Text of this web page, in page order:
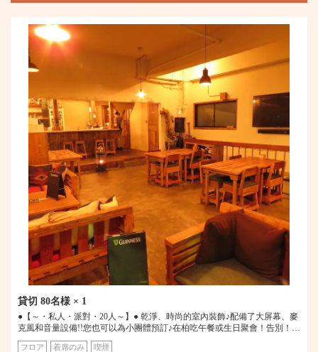
貸切 80名様 × 1
●【～・私人・派對・20人～】● 乾淨、時尚的室內裝飾♪配備了大屏幕、麥
克風和音量設備!!您也可以為小團體預訂♪在柏吃午餐或生日聚會！告別！也
請用於招待會、新年派對、婚禮餘興派對、聖誕派對和私人派對。
フロア 着席のみ 喫煙